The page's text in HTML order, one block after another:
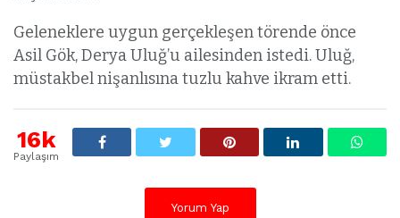
Geleneklere uygun gerçekleşen törende önce
Asil Gök, Derya Uluğ’u ailesinden istedi. Uluğ,
müstakbel nişanlısına tuzlu kahve ikram etti.
16k
Paylaşım
Yorum Yap